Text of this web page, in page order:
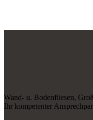
Wand- u. Bodenfliesen,
Ihr kompetenter